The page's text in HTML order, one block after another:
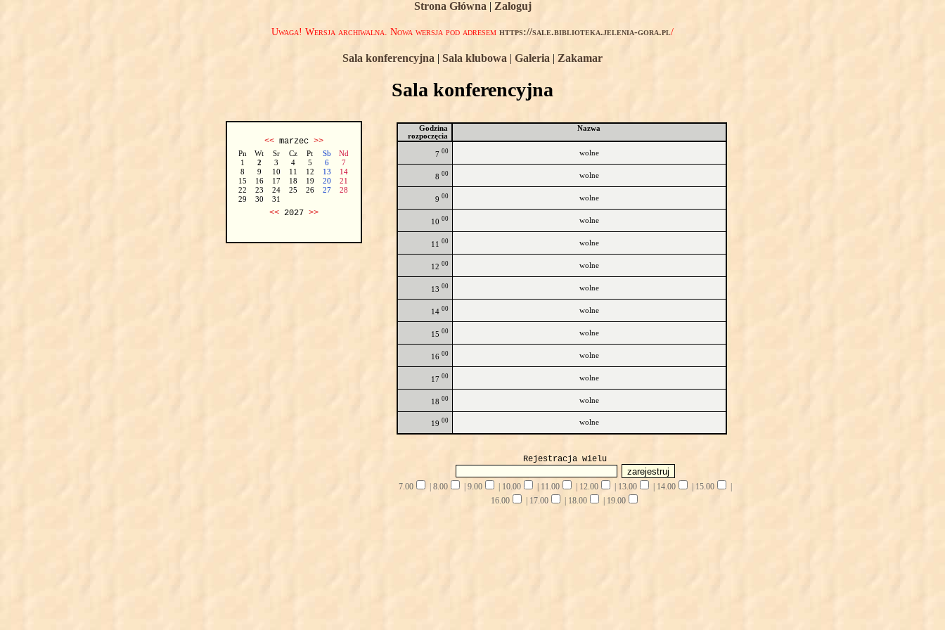
Strona Główna | Zaloguj
Uwaga! Wersja archiwalna. Nowa wersja pod adresem https://sale.biblioteka.jelenia-gora.pl/
Sala konferencyjna | Sala klubowa | Galeria | Zakamar
Sala konferencyjna
<<marzec >>
Pn Wt Sr Cz Pt Sb
Nd
1
2 3 4 5 6
7
8
9 10 11 12 13
14
15
16 17 18 19 20
21
22
23 24 25 26 27
28
29
30 31
<<2027 >>
Godzina
rozpoczęcia
Nazwa
7 00 wolne
8 00 wolne
9 00 wolne
10 00 wolne
11 00 wolne
12 00 wolne
13 00 wolne
14 00 wolne
15 00 wolne
16 00 wolne
17 00 wolne
18 00 wolne
19 00 wolne
Rejestracja wielu
7.00 8.00 9.00 10.00 11.00 12.00 13.00 14.00 15.00
16.00
17.00 18.00 19.00